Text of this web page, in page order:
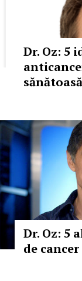
Dr. Oz: 5
sănătoasă
Dr. Oz: 5
de